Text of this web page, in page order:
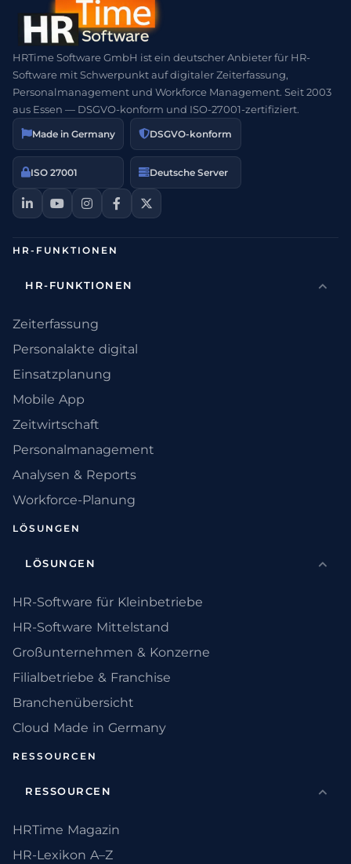
HRTime Software GmbH ist ein deutscher Anbieter für HR-
Software mit Schwerpunkt auf digitaler Zeiterfassung,
Personalmanagement und Workforce Management. Seit 2003
aus Essen — DSGVO-konform und ISO-27001-zertifiziert.
Made in Germany DSGVO-konform
ISO 27001 Deutsche Server
HR-FUNKTIONEN
HR-FUNKTIONEN
Zeiterfassung
Personalakte digital
Einsatzplanung
Mobile App
Zeitwirtschaft
Personalmanagement
Analysen & Reports
Workforce-Planung
LÖSUNGEN
LÖSUNGEN
HR-Software für Kleinbetriebe
HR-Software Mittelstand
Großunternehmen & Konzerne
Filialbetriebe & Franchise
Branchenübersicht
Cloud Made in Germany
RESSOURCEN
RESSOURCEN
HRTime Magazin
HR-Lexikon A–Z